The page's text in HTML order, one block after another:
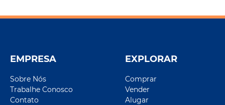
EMPRESA
Sobre Nós
Trabalhe Conosco
Contato
EXPLORAR
Comprar
Vender
Alugar